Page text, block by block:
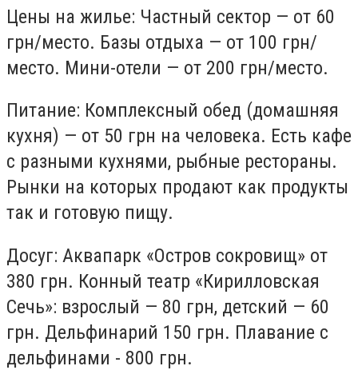
Цены на жилье: Частный сектор — от 60
грн/место. Базы отдыха — от 100 грн/
место. Мини-отели — от 200 грн/место.
Питание: Комплексный обед (домашняя
кухня) — от 50 грн на человека. Есть кафе
с разными кухнями, рыбные рестораны.
Рынки на которых продают как продукты
так и готовую пищу.
Досуг: Аквапарк «Остров сокровищ» от
380 грн. Конный театр «Кирилловская
Сечь»: взрослый — 80 грн, детский — 60
грн. Дельфинарий 150 грн. Плавание с
дельфинами - 800 грн.